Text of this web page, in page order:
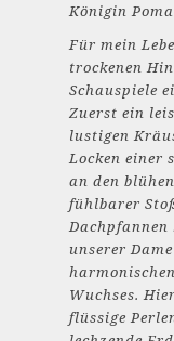
Königin
Für mein
trockenen
Schauspiele
Zuerst ein
lustigen
Locken einer
an den
fühlbarer
unserer
Wuchses.
flüssige